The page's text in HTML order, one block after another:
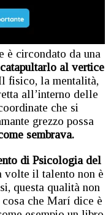
è circondato da una
al vertice
fisico, la mentalità,
all’interno delle
che si
grezzo possa
sembrava.
di Psicologia del
volte il talento non è
questa qualità non
che Marí dice è